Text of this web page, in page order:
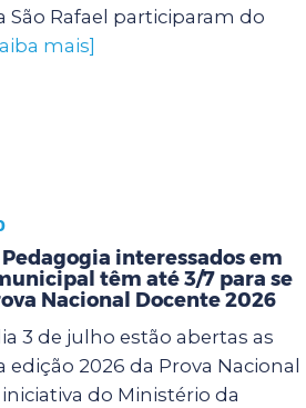
São Rafael participaram do
mais]
interessados em
têm até 3/7 para se
Nacional Docente 2026
3 de julho estão abertas as
edição 2026 da Prova Nacional
do Ministério da